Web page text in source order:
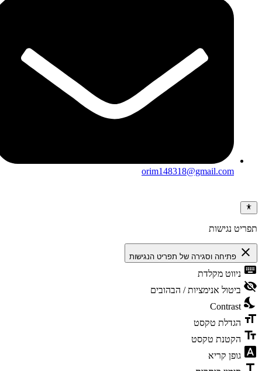
orim148318@gmail.com
תפריט נגישות
close פתיחה וסגירה של תפריט הנגישות
keyboard ניווט מקלדת
visibility_off ביטול אנימציות / הבהובים
nights_stay
Contrast
format_size הגדלת טקסט
text_fields הקטנת טקסט
font_download גופן קריא
title